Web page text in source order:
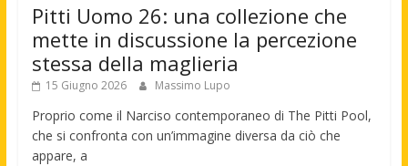
Pitti Uomo 26: una collezione che
mette in discussione la percezione
stessa della maglieria
15 Giugno 2026 Massimo Lupo
Proprio come il Narciso contemporaneo di The Pitti Pool,
che si confronta con un’immagine diversa da ciò che
appare, a